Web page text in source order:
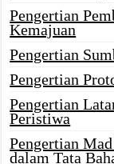
Pengertian
Kemajuan
Pengertian
Pengertian
Pengertian
Peristiwa
Pengertian
dalam Tata